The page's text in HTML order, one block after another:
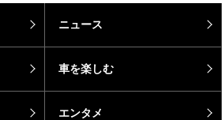
ニュース
車を楽しむ
エンタメ